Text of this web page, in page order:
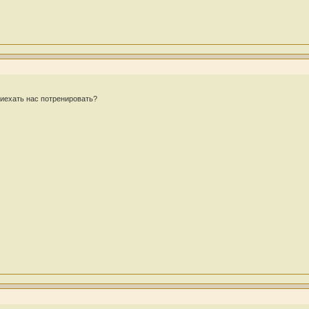
нас потренировать?